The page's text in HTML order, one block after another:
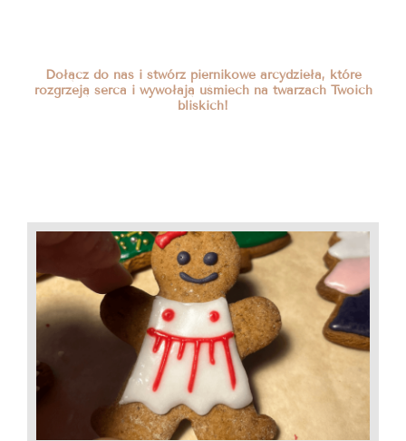
Dołącz do nas i stwórz piernikowe arcydzieła, które
rozgrzeją serca i wywołają uśmiech na twarzach Twoich
bliskich!